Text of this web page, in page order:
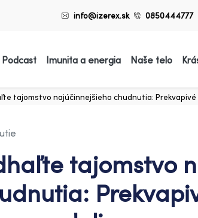
info@izerex.sk 0850444777
Imunita a energia Naše telo
tajomstvo najúčinnejšieho chudnutia:
tajomstvo